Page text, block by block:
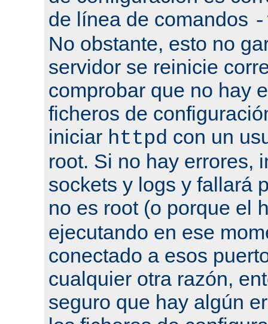
de línea de comandos
No obstante, esto no
servidor se reinicie
comprobar que no hay
ficheros de
iniciar httpd con un
root. Si no hay errores,
sockets y logs y fallará
no es root (o porque el
ejecutando en ese
conectado a esos
cualquier otra razón,
seguro que hay algún